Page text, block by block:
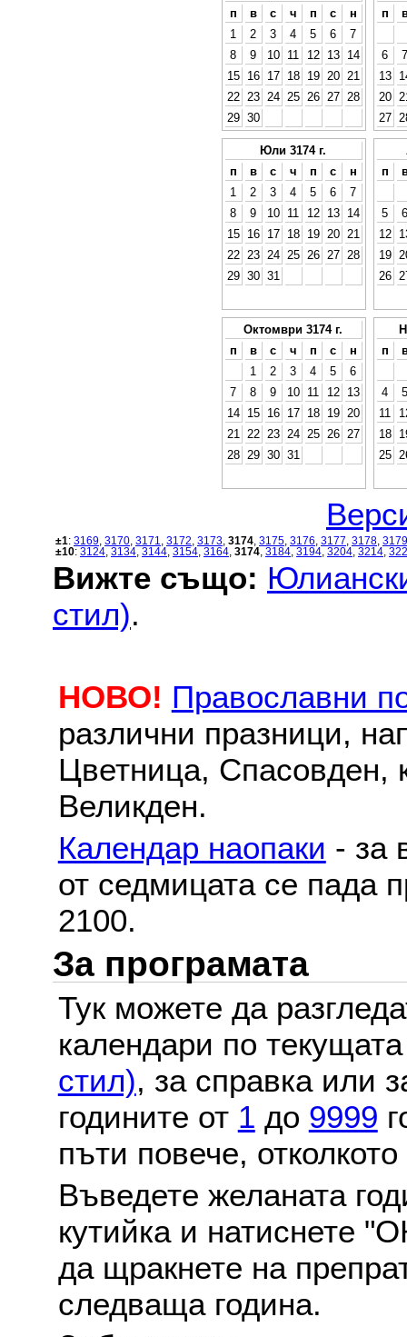
п
в с ч п с
н
1
2 3 4 5 6
7
8
9 10 11 12 13
14
15
16 17 18 19 20
21
22
23 24 25 26 27
28
29 30
п
6
7
13
20
27
Юли 3174 г.
п
в с ч п с
н
1
2 3 4 5 6
7
8
9 10 11 12 13
14
15
16 17 18 19 20
21
22
23 24 25 26 27
28
29 30 31
п
5
6
12
19
26
Октомври 3174 г.
п
в с ч п с
н
1
2 3 4 5
6
7
8 9 10 11 12
13
14
15 16 17 18 19
20
21
22 23 24 25 26
27
28
29 30 31
п
4
5
11
18
25
±1: 3169 3170 3171 3172 3173 3174 3175 3176 3177 3178 3179
±10: 3124 3134 3144 3154 3164 3174 3184 3194 3204 3214
Вижте също:
стил).
НОВО! Православни
различни празници,
Цветница, Спасовден,
Великден.
Календар наопаки - за
от седмицата се пада
2100.
За програмата
Тук можете да
календари по
стил), за справка или
годините от 1 до 9999
пъти повече,
Въведете желаната
кутийка и натиснете
да щракнете на
следваща година.